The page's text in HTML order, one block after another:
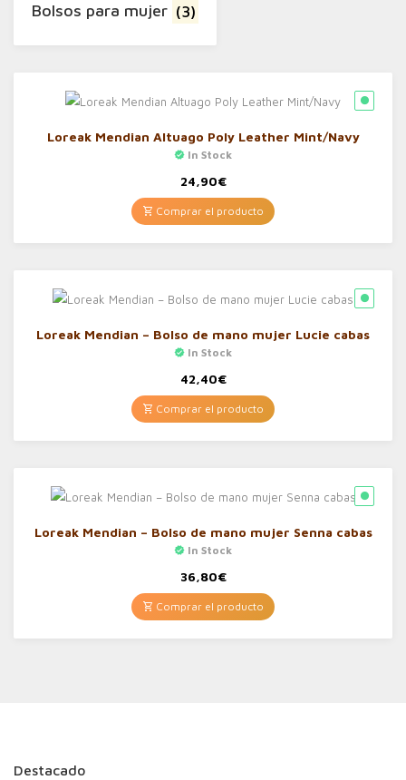
Bolsos para mujer (3)
Loreak Mendian Altuago Poly Leather Mint/Navy
In Stock
24,90€
Comprar el producto
Loreak Mendian – Bolso de mano mujer Lucie cabas
In Stock
42,40€
Comprar el producto
Loreak Mendian – Bolso de mano mujer Senna cabas
In Stock
36,80€
Comprar el producto
Destacado